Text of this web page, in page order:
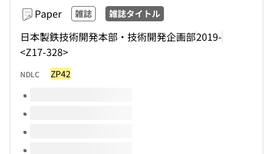
Paper 雑誌 雑誌タイトル
日本製鉄技術開発本部・技術開発企画部2019-
<Z17-328>
NDLC ZP42
Volumes of this title